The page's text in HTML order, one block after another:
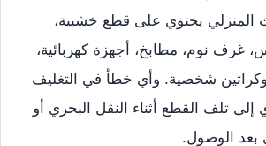
المنزلي يحتوي على قطع خشبية،
غرف نوم، مطابخ، أجهزة كهربائية،
شخصية. وأي خطأ في التغليف
إلى تلف القطع أثناء النقل البحري أو
بعد الوصول.